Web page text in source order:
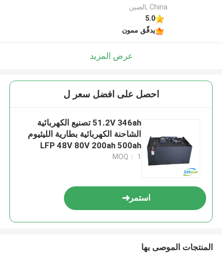
China ,الصين
5.0
يدقّق ممون
عرض المزيد
احصل على افضل سعر ل
51.2V 346ah تصنيع الكهربائية
الشاحنة الكهربائية بطارية الليثيوم
LFP 48V 80V 200ah 500ah
600ah 700ah
MOQ： 1
استمر
المنتجات الموصى بها